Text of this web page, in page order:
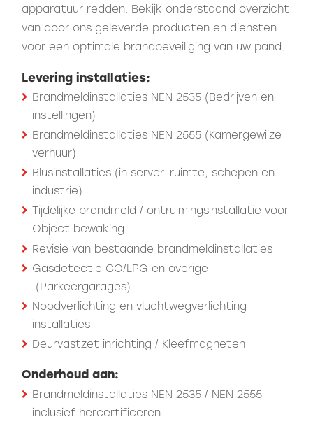
apparatuur redden. Bekijk onderstaand overzicht
van door ons geleverde producten en diensten
voor een optimale brandbeveiliging van uw pand.
Levering installaties:
Brandmeldinstallaties NEN 2535 (Bedrijven en
instellingen)
Brandmeldinstallaties NEN 2555 (Kamergewijze
verhuur)
Blusinstallaties (in server-ruimte, schepen en
industrie)
Tijdelijke brandmeld / ontruimingsinstallatie voor
Object bewaking
Revisie van bestaande brandmeldinstallaties
Gasdetectie CO/LPG en overige
(Parkeergarages)
Noodverlichting en vluchtwegverlichting
installaties
Deurvastzet inrichting / Kleefmagneten
Onderhoud aan:
Brandmeldinstallaties NEN 2535 / NEN 2555
inclusief hercertificeren